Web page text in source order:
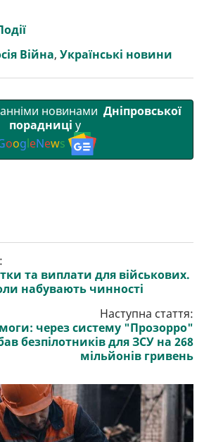
l g
r
a
m
p
p
Війна, Українські новини
новинами Дніпровської
порадниці у
oogleNews
та виплати для військових.
набувають чинності
Наступна стаття:
через систему "Прозорро"
безпілотників для ЗСУ на 268
мільйонів гривень